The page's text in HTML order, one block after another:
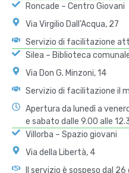
Roncade – Centro Giovani
Via Virgilio Dall’Acqua, 27
Servizio di facilitazione
Silea – Biblioteca
Via Don G. Minzoni, 14
Servizio di facilitazione il
Apertura da lunedì a
e sabato dalle 9.00 alle
Villorba – Spazio giovani
Via della Libertà, 4
Il servizio è sospeso dal